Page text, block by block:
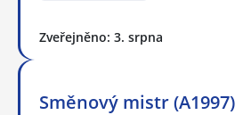
Zveřejněno: 3. srpna
Směnový mistr (A1997)